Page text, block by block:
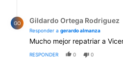
GO Gildardo Ortega Rodriguez
Responder a gerardo almanza
Mucho mejor repatriar a
RESPONDER 0 0